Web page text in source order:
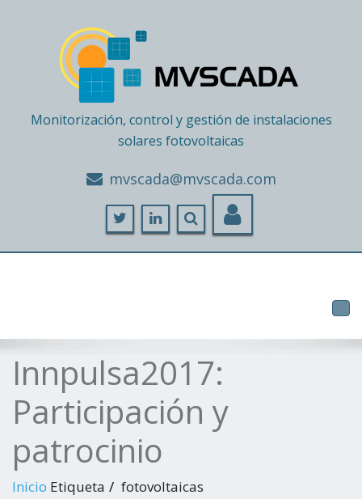
Monitorización, control y gestión de instalaciones
solares fotovoltaicas
moc.adacsvm@adacsvm
Innpulsa2017:
Participación y
patrocinio
Inicio Etiqueta fotovoltaicas